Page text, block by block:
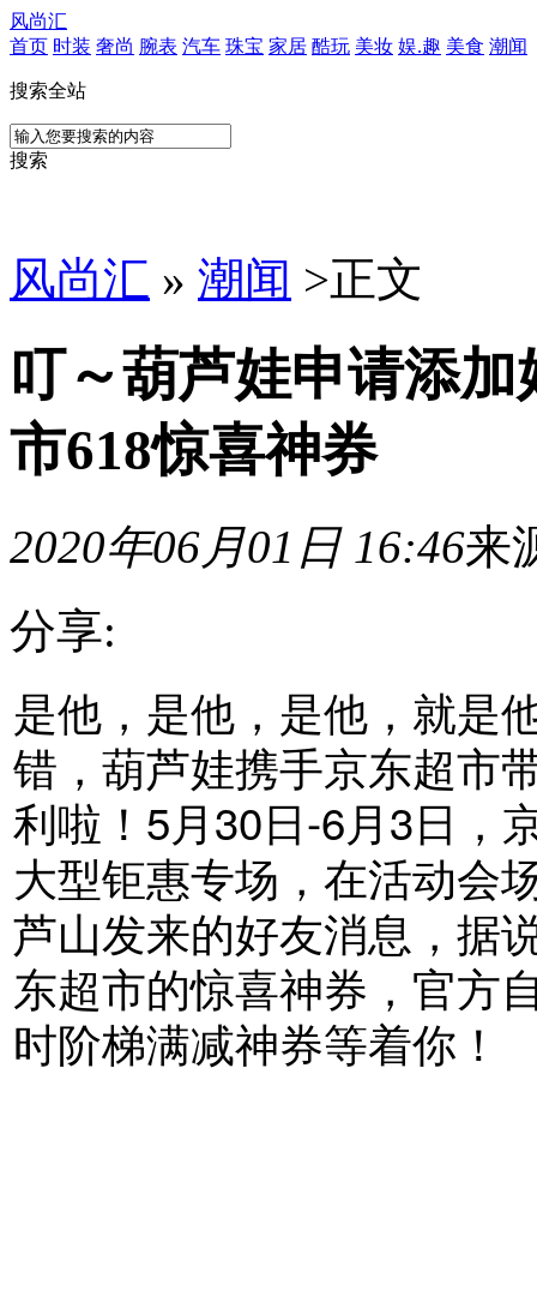
风尚汇
首页 时装 奢尚 腕表 汽车 珠宝 家居 酷玩 美妆 娱.趣 美食 潮闻
搜索全站
搜索
风尚汇 » 潮闻 >正文
叮～葫芦娃申请添
市618惊喜神券
2020年06月01日 16:46来
分享:
是
他，
他，
是
他，
就
是
他，
我
们
上
美
的
是他，是他，是他，就是
错，葫芦娃携手京东超市
利啦！5月30日-6月3日，
大型钜惠专场，在活动会
芦山发来的好友消息，据
东超市的惊喜神券，官方
时阶梯满减神券等着你！